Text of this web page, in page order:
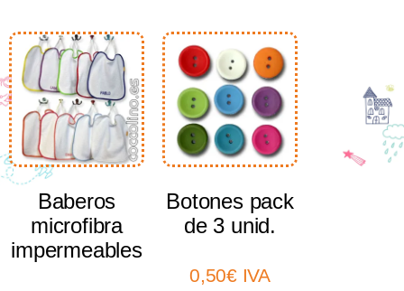
Select options
Baberos
microfibra
impermeables
Select options
Botones pack
de 3 unid.
0,50€ IVA